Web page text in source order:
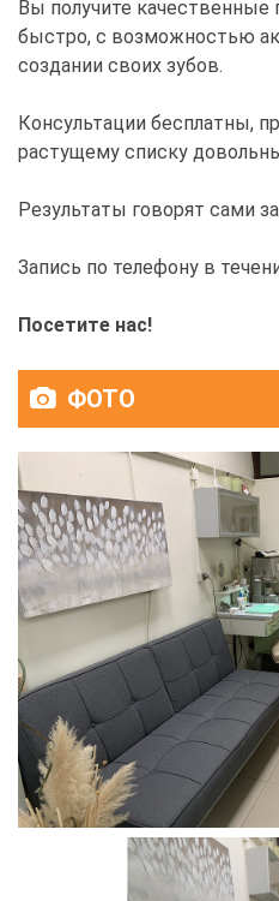
Вы получите
быстро, с возможностью
создании своих зубов.
Консультации бесплатны,
растущему списку
Результаты говорят сами
Запись по телефону в
Посетите нас!
ФОТО